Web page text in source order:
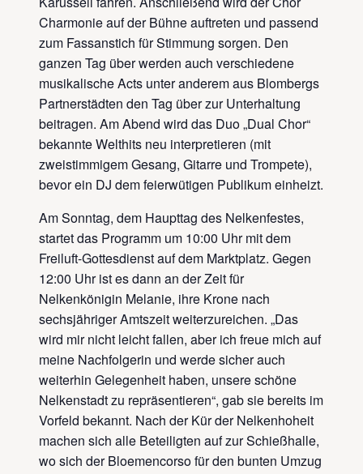
Charmonie auf der Bühne auftreten und passend
zum Fassanstich für Stimmung sorgen. Den
ganzen Tag über werden auch verschiedene
musikalische Acts unter anderem aus Blombergs
Partnerstädten den Tag über zur Unterhaltung
beitragen. Am Abend wird das Duo „Dual Chor“
bekannte Welthits neu interpretieren (mit
zweistimmigem Gesang, Gitarre und Trompete),
bevor ein DJ dem feierwütigen Publikum einheizt.
Am Sonntag, dem Haupttag des Nelkenfestes,
startet das Programm um 10:00 Uhr mit dem
Freiluft-Gottesdienst auf dem Marktplatz. Gegen
12:00 Uhr ist es dann an der Zeit für
Nelkenkönigin Melanie, ihre Krone nach
sechsjähriger Amtszeit weiterzureichen. „Das
wird mir nicht leicht fallen, aber ich freue mich auf
meine Nachfolgerin und werde sicher auch
weiterhin Gelegenheit haben, unsere schöne
Nelkenstadt zu repräsentieren“, gab sie bereits im
Vorfeld bekannt. Nach der Kür der Nelkenhoheit
machen sich alle Beteiligten auf zur Schießhalle,
wo sich der Bloemencorso für den bunten Umzug